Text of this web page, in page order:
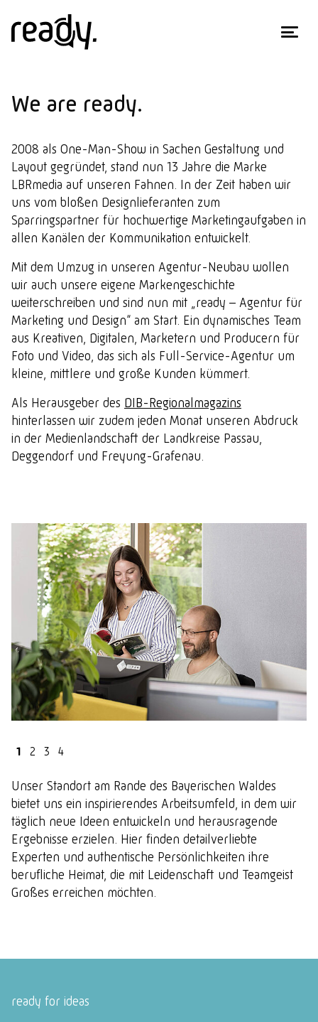
We are ready.
2008 als One-Man-Show in Sachen Gestaltung und
Layout gegründet, stand nun 13 Jahre die Marke
LBRmedia auf unseren Fahnen. In der Zeit haben wir
uns vom bloßen Designlieferanten zum
Sparringspartner für hochwertige Marketingaufgaben in
allen Kanälen der Kommunikation entwickelt.
Mit dem Umzug in unseren Agentur-Neubau wollen
wir auch unsere eigene Markengeschichte
weiterschreiben und sind nun mit „ready – Agentur für
Marketing und Design“ am Start. Ein dynamisches Team
aus Kreativen, Digitalen, Marketern und Producern für
Foto und Video, das sich als Full-Service-Agentur um
kleine, mittlere und große Kunden kümmert.
Als Herausgeber des DIB-Regionalmagazins
hinterlassen wir zudem jeden Monat unseren Abdruck
in der Medienlandschaft der Landkreise Passau,
Deggendorf und Freyung-Grafenau.
1 2 3 4
Unser Standort am Rande des Bayerischen Waldes
bietet uns ein inspirierendes Arbeitsumfeld, in dem wir
täglich neue Ideen entwickeln und herausragende
Ergebnisse erzielen. Hier finden detailverliebte
Experten und authentische Persönlichkeiten ihre
berufliche Heimat, die mit Leidenschaft und Teamgeist
Großes erreichen möchten.
ready for ideas